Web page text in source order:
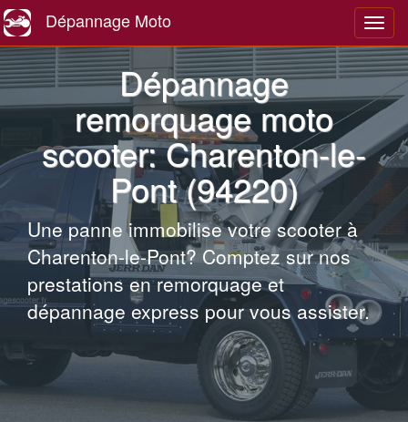
Dépannage Moto
Dépannage
remorquage moto
scooter: Charenton-le-
Pont (94220)
Une panne immobilise votre scooter à
Charenton-le-Pont? Comptez sur nos
prestations en remorquage et
dépannage express pour vous assister.